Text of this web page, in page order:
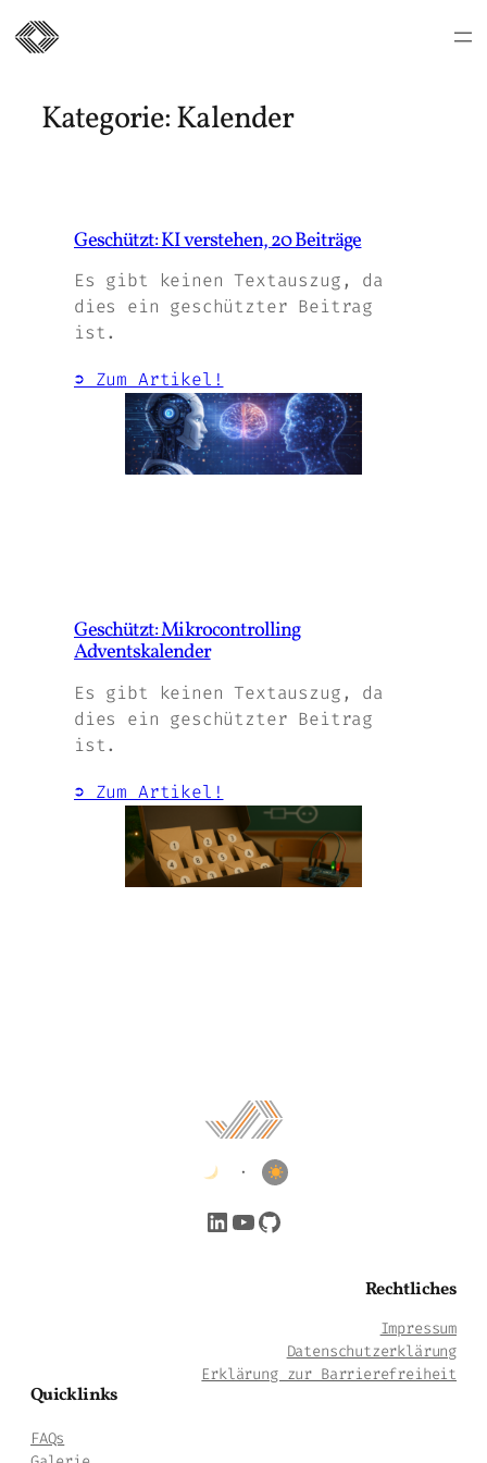
Inhalt
springen
Kategorie:Kalender
Geschützt: KI verstehen, 20 Beiträge
Es gibt keinen Textauszug, da
dies ein geschützter Beitrag
ist.
➲ Zum Artikel!
Geschützt: Mikrocontrolling
Adventskalender
Es gibt keinen Textauszug, da
dies ein geschützter Beitrag
ist.
➲ Zum Artikel!
•
LinkedIn YouTube GitHub
Rechtliches
Impressum
Datenschutzerklärung
Erklärung zur Barrierefreiheit
Quicklinks
FAQs